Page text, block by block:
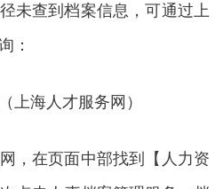
查到档案信息，可通过上
：
海人才服务网）
在页面中部找到【人力资